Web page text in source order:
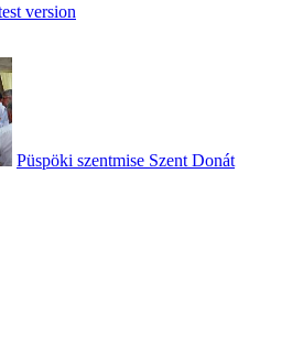
version
Püspöki szentmise Szent Donát